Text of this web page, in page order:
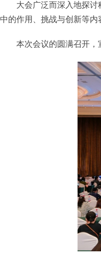
大会广泛而深入地探讨科
中的作用、挑战与创新等内
本次会议的圆满召开，宣